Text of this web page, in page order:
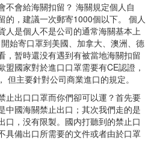
不會給海關扣留？ 海關規定個人自
的，建議一次郵寄1000個以下。 個人
人是個人不是公司的通常海關基本上
始寄口罩到美國、加拿大、澳洲、德
，暂時還没有遇到有被當地海關扣留
盟國家對於進口口罩需要有CE認證，
但主要針對公司商業進口的規定。
止出口口罩而你們卻可以運？首先要
中國海關禁止出口；其次我們走的是
口，没有限製。國内打聽到的禁止口
具備出口所需要的文件或者由於口罩